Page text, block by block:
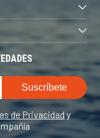
de Privacidady